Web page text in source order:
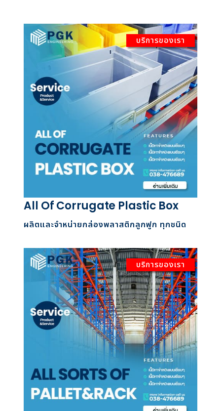
บริการของเรา
All Of Corrugate Plastic Box
ผลิตและจำหน่ายกล่องพลาสติกลูกฟูก ทุกชนิด
บริการของเรา